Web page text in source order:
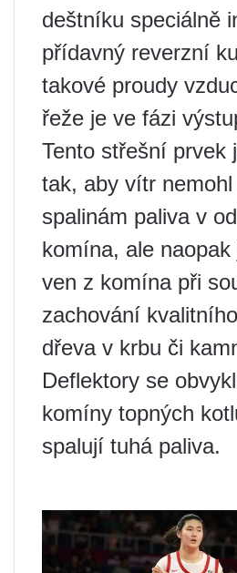
deštníku speciálně
přídavný reverzní
takové proudy
řeže je ve fázi
Tento střešní prvek
tak, aby vítr
spalinám paliva v
komína, ale
ven z komína při
zachování
dřeva v krbu či
Deflektory se
komíny topných
spalují tuhá paliva.